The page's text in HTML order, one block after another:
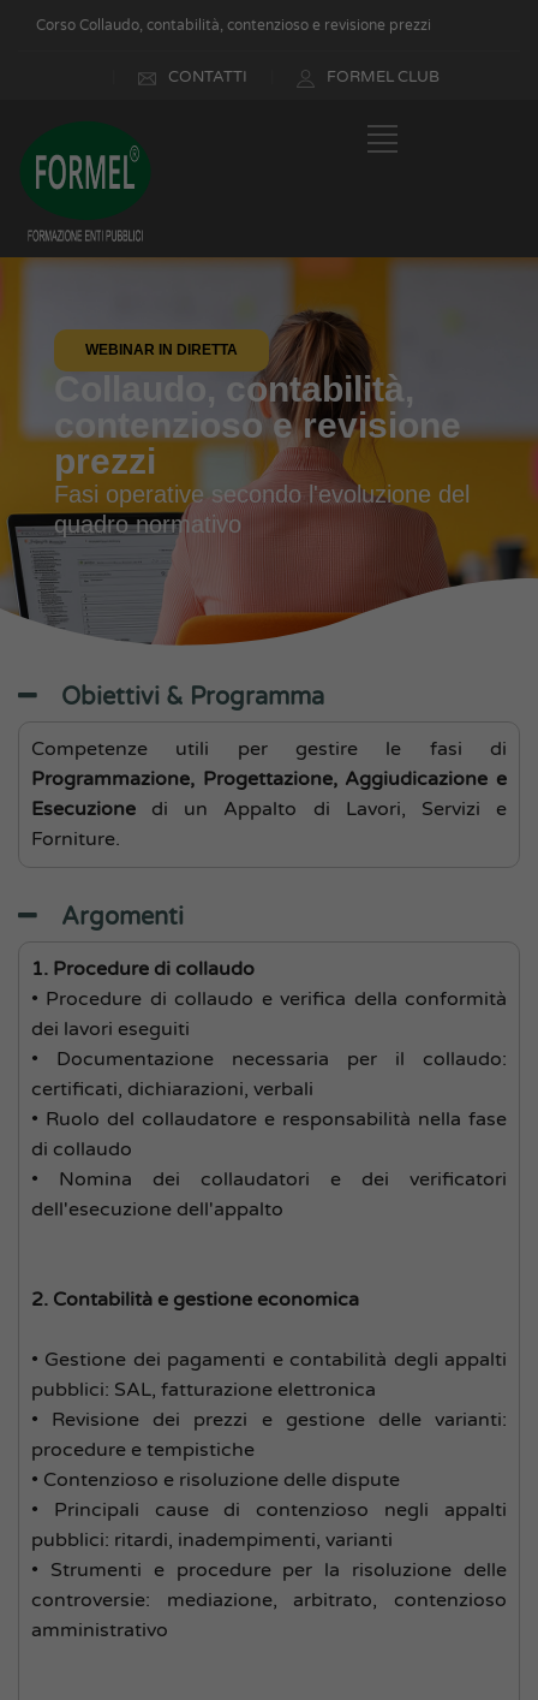
Corso Collaudo, contabilità, contenzioso e revisione prezzi
CONTATTI FORMEL CLUB
WEBINAR IN DIRETTA
Collaudo, contabilità,
contenzioso e revisione
prezzi
Fasi operative secondo l'evoluzione del
quadro normativo
Obiettivi & Programma
Competenze utili per gestire le fasi di
Programmazione, Progettazione, Aggiudicazione e
Esecuzione di un Appalto di Lavori, Servizi e
Forniture.
Argomenti
1. Procedure di collaudo
• Procedure di collaudo e verifica della conformità
dei lavori eseguiti
• Documentazione necessaria per il collaudo:
certificati, dichiarazioni, verbali
• Ruolo del collaudatore e responsabilità nella fase
di collaudo
• Nomina dei collaudatori e dei verificatori
dell'esecuzione dell'appalto
2. Contabilità e gestione economica
• Gestione dei pagamenti e contabilità degli appalti
pubblici: SAL, fatturazione elettronica
• Revisione dei prezzi e gestione delle varianti:
procedure e tempistiche
• Contenzioso e risoluzione delle dispute
• Principali cause di contenzioso negli appalti
pubblici: ritardi, inadempimenti, varianti
• Strumenti e procedure per la risoluzione delle
controversie: mediazione, arbitrato, contenzioso
amministrativo